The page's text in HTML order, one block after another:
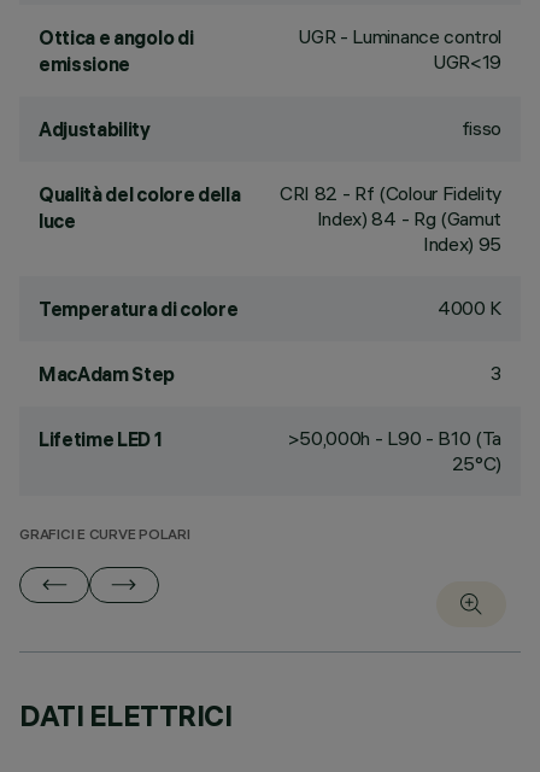
Ottica e angolo di
emissione
UGR - Luminance control
UGR<19
Adjustability fisso
Qualità del colore della
luce
CRI 82 - Rf (Colour Fidelity
Index) 84 - Rg (Gamut
Index) 95
Temperatura di colore 4000 K
MacAdam Step 3
Lifetime LED 1
>50,000h - L90 - B10 (Ta
25°C)
GRAFICI E CURVE POLARI
DATI ELETTRICI